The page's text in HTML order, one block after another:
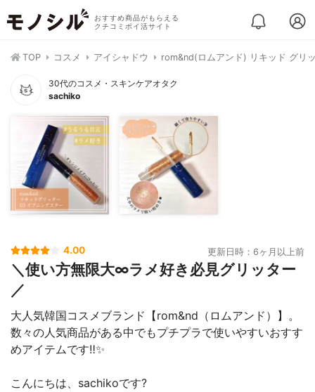
おすすめ商品がもらえる
クチコミポイ活サイト
TOP コスメ アイシャドウ rom&nd(ロムアンド) リキッド グリ
30代のコスメ・スキンケアオタク
sachiko
4.00 更新日時：6ヶ月以上前
＼使い方無限大∞ラメ好き必見グリッター
／
大人気韓国コスメブランド【rom&nd（ロムアンド）】。
数々の人気商品がある中でもプチプラで使いやすいおすす
めアイテムです‼︎✨
こんにちは、sachikoです?